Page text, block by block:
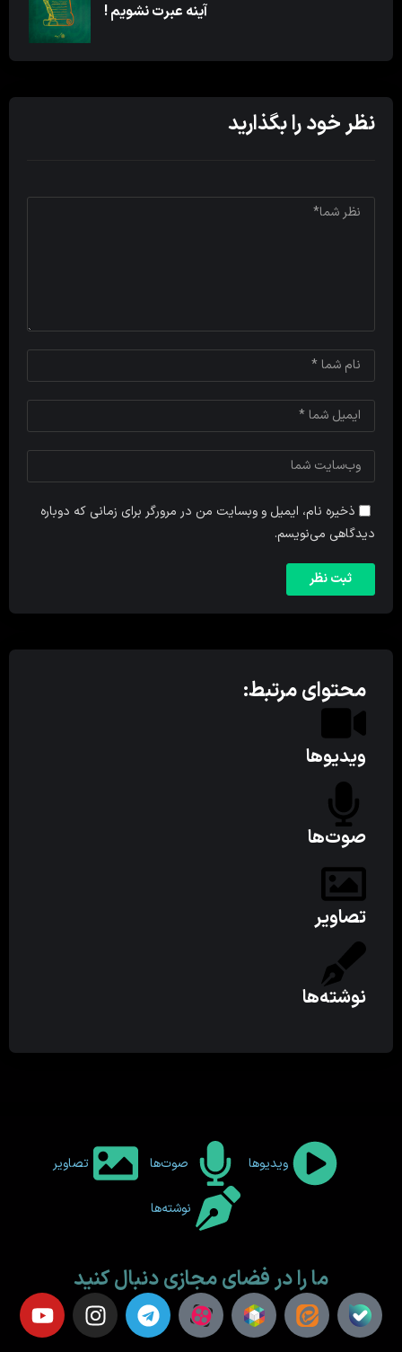
آینه عبرت نشویم !
نظر خود را بگذارید
ذخیره نام، ایمیل و وبسایت من در مرورگر برای زمانی که دوباره
دیدگاهی می‌نویسم.
محتوای مرتبط:
ویدیوها
صوت‌ها
تصاویر
نوشته‌ها
ویدیوها صوت‌ها تصاویر
نوشته‌ها
ما را در فضای مجازی دنبال کنید